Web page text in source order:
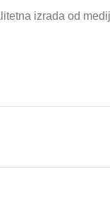
izrada od